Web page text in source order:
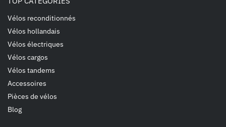
Vélos reconditionnés
Vélos hollandais
Vélos électriques
Vélos cargos
Vélos tandems
Accessoires
Pièces de vélos
Blog